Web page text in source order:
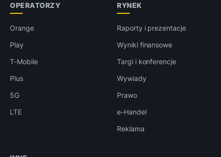
OPERATORZY
Orange
Play
T-Mobile
Plus
5G
LTE
RYNEK
Raporty i prezentacje
Wyniki finansowe
Targi i konferencje
Wywiady
Prawo
e-Handel
Reklama